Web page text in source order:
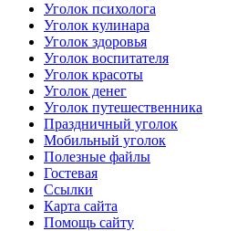
Уголок психолога
Уголок кулинара
Уголок здоровья
Уголок воспитателя
Уголок красоты
Уголок денег
Уголок путешественника
Праздничный уголок
Мобильный уголок
Полезные файлы
Гостевая
Ссылки
Карта сайта
Помощь сайту